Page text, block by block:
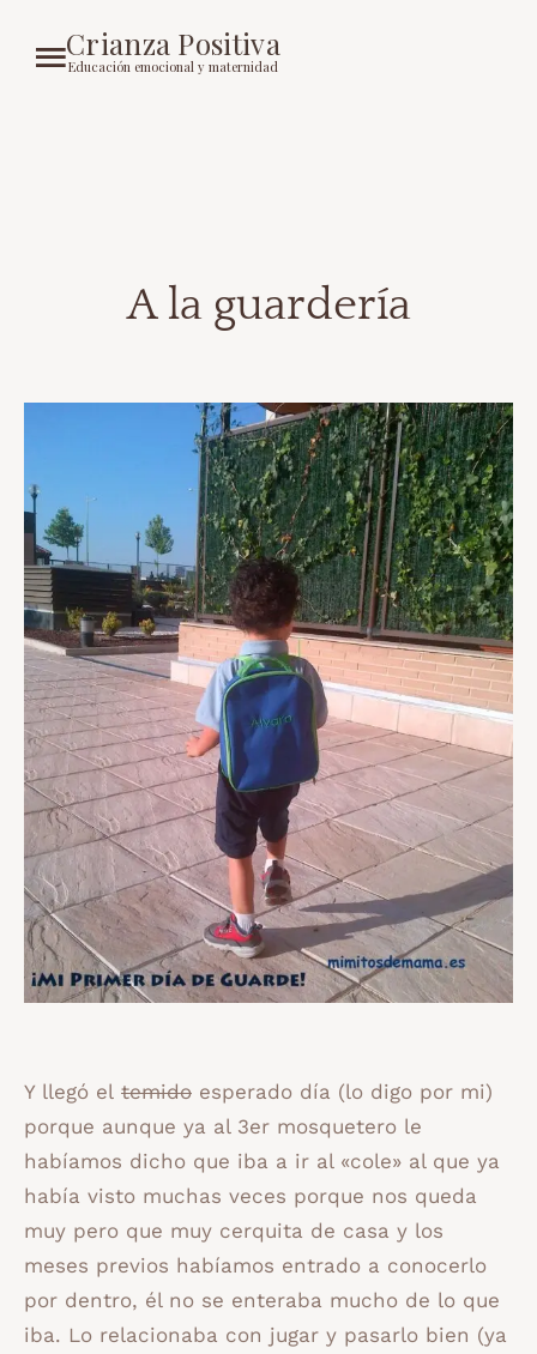
Crianza Positiva
Educación emocional y maternidad
A la guardería
Y llegó el temido esperado día (lo digo por mi)
porque aunque ya al 3er mosquetero le
habíamos dicho que iba a ir al «cole» al que ya
había visto muchas veces porque nos queda
muy pero que muy cerquita de casa y los
meses previos habíamos entrado a conocerlo
por dentro, él no se enteraba mucho de lo que
iba. Lo relacionaba con jugar y pasarlo bien (ya